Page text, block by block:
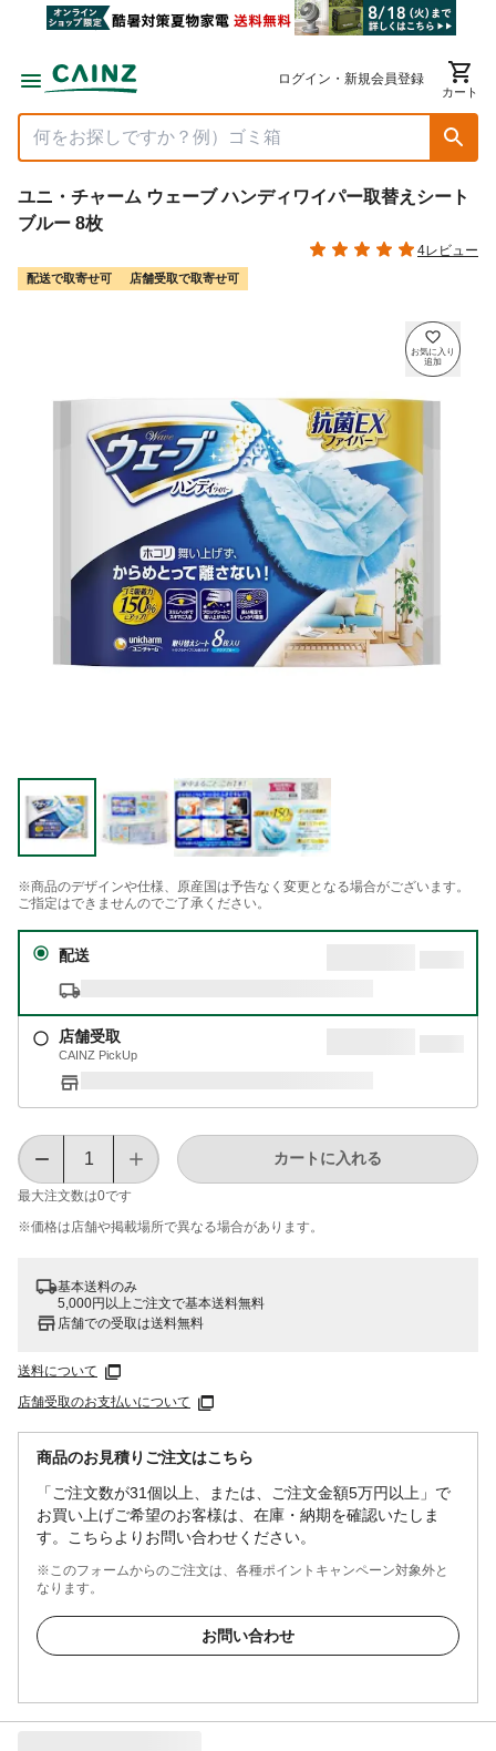
ログイン・新規会員登録
カート
ユニ・チャーム ウェーブ ハンディワイパー取替えシート
ブルー 8枚
4レビュー
配送で取寄せ可 店舗受取で取寄せ可
※商品のデザインや仕様、原産国は予告なく変更となる場合がございます。
ご指定はできませんのでご了承ください。
配送
店舗受取
CAINZ PickUp
最大注文数は0です
カートに入れる
※価格は​店舗や​掲載場所で​異なる​場合が​あります。
基本送料のみ
5,000円以上ご注文で基本送料無料
店舗での受取は送料無料
送料について
店舗受取のお支払いについて
商品のお見積りご注文はこちら
「ご注文数が31個以上、または、ご注文金額5万円以上」で
お買い上げご希望のお客様は、在庫・納期を確認いたしま
す。こちらよりお問い合わせください。
※このフォームからのご注文は、各種ポイントキャンペーン対象外と
なります。
お問い合わせ